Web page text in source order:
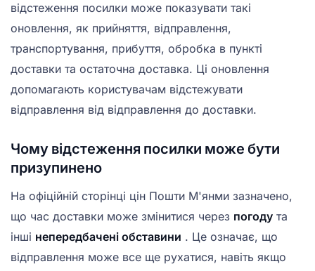
відстеження посилки може показувати такі
оновлення, як прийняття, відправлення,
транспортування, прибуття, обробка в пункті
доставки та остаточна доставка. Ці оновлення
допомагають користувачам відстежувати
відправлення від відправлення до доставки.
Чому відстеження посилки може бути
призупинено
На офіційній сторінці цін Пошти М'янми зазначено,
що час доставки може змінитися через погоду та
інші непередбачені обставини . Це означає, що
відправлення може все ще рухатися, навіть якщо